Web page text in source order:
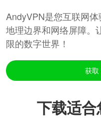
AndyVPN是您互联网
地理边界和网络屏障。
限的数字世界！
获取
下载适